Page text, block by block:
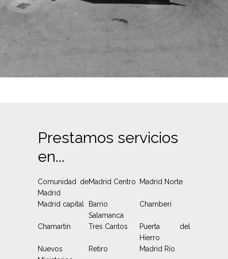
Prestamos servicios
en...
Comunidad de
Madrid
Madrid Centro Madrid Norte
Madrid capital
Barrio
Salamanca
Chamberí
Chamartín Tres Cantos
Puerta del
Hierro
Nuevos
Retiro Madrid Río